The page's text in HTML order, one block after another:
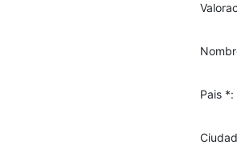
Pais *: